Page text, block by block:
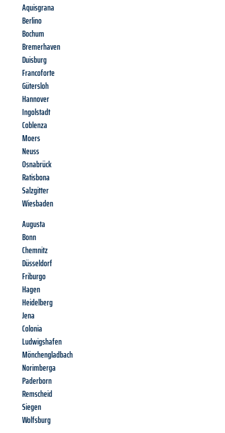
Aquisgrana
Berlino
Bochum
Bremerhaven
Duisburg
Francoforte
Gütersloh
Hannover
Ingolstadt
Coblenza
Moers
Neuss
Osnabrück
Ratisbona
Salzgitter
Wiesbaden
Augusta
Bonn
Chemnitz
Düsseldorf
Friburgo
Hagen
Heidelberg
Jena
Colonia
Ludwigshafen
Mönchengladbach
Norimberga
Paderborn
Remscheid
Siegen
Wolfsburg